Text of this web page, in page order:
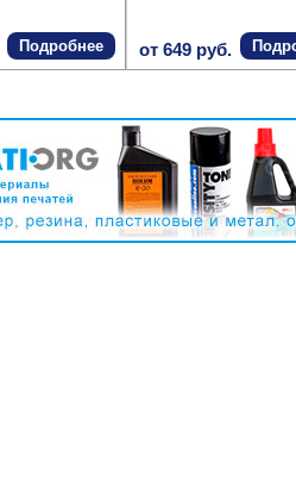
Подробнее от 649 руб.